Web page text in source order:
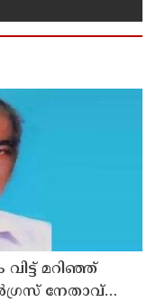
മറിഞ്ഞ്
നേതാവ്